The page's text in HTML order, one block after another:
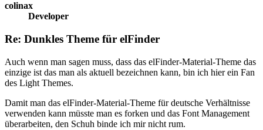
colinax
Developer
Re: Dunkles Theme für elFinder
Auch wenn man sagen muss, dass das elFinder-Material-Theme das
einzige ist das man als aktuell bezeichnen kann, bin ich hier ein Fan
des Light Themes.
Damit man das elFinder-Material-Theme für deutsche Verhältnisse
verwenden kann müsste man es forken und das Font Management
überarbeiten, den Schuh binde ich mir nicht rum.